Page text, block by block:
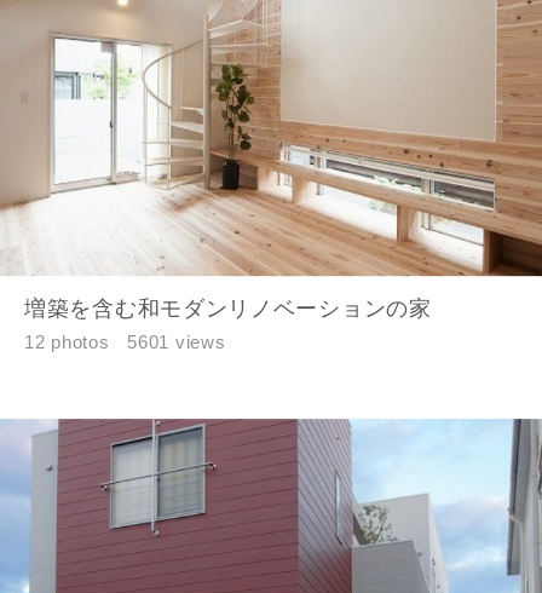
増築を含む和モダンリノベーションの家
12 photos 5601 views
建築予定地
万円〜 万円
同居する家族構成
専門家の都合により、資料の送付が遅くなったり、送付
できない場合があります。あらかじめご了承ください。
閉じる
閉じる
閉じる